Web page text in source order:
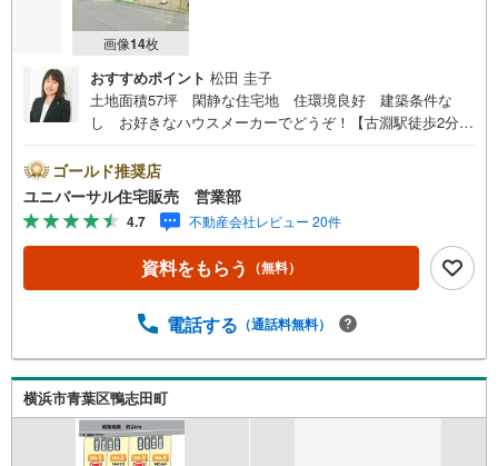
画像14枚
おすすめポイント 松田 圭子
土地面積57坪 閑静な住宅地 住環境良好 建築条件な
し お好きなハウスメーカーでどうぞ！【古淵駅徒歩2分！
地元の相模原・町田を中心に数多くのお客様の住まい探し
を支えてまいりました。「安心に・丁寧に・分かりやす
く」を心がけながら皆様のお役に立ちたいと思います。
【何でもご相談ください！】不動産のご相談もお気軽にご
連絡ください物件詳細のことはもちろん、売却相談、ロー
ン診断等何でもご相談くださいお客様のお力になります
くなっております人気物件には特に問い合わせが集中する
る」ボタンよりご予約いただくとご見学がスムーズです
ゴールド推奨店
ユニバーサル住宅販売 営業部
4.7 不動産会社レビュー 20件
資料をもらう （無料）
電話する （通話料無料）
横浜市青葉区鴨志田町